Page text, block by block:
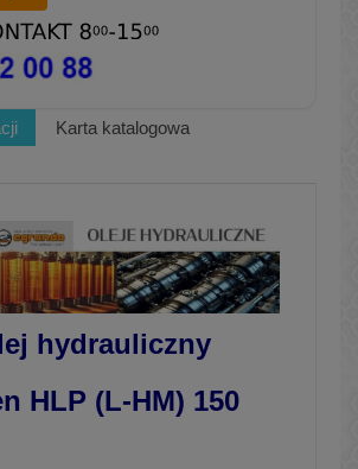
Karta katalogowa
hydrauliczny
HLP (L-HM) 150